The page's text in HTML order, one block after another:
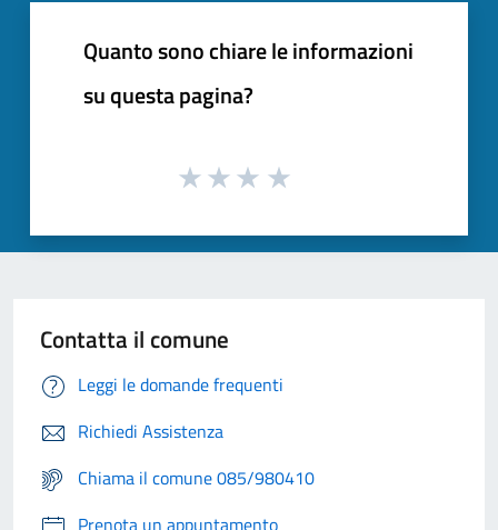
Quanto sono chiare le informazioni
su questa pagina?
Contatta il comune
Leggi le domande frequenti
Richiedi Assistenza
Chiama il comune 085/980410